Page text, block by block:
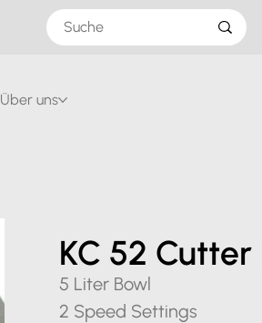
Über uns
KC 52 Cutter
5 Liter Bowl
2 Speed Settings